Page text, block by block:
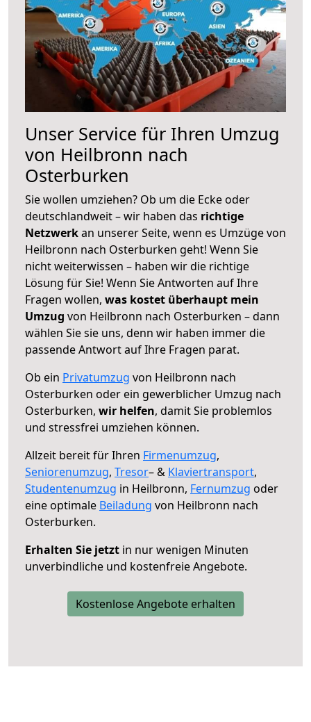
Unser Service für Ihren Umzug
von Heilbronn nach
Osterburken
Sie wollen umziehen? Ob um die Ecke oder
deutschlandweit – wir haben das richtige
Netzwerkan unserer Seite, wenn es Umzüge von
Heilbronn nach Osterburken geht! Wenn Sie
nicht weiterwissen – haben wir die richtige
Lösung für Sie! Wenn Sie Antworten auf Ihre
Fragen wollen, was kostet überhaupt mein
Umzug von Heilbronn nach Osterburken – dann
wählen Sie sie uns, denn wir haben immer die
passende Antwort auf Ihre Fragen parat.
Ob ein Privatumzug von Heilbronn nach
Osterburken oder ein gewerblicher Umzug nach
Osterburken, wir helfen, damit Sie problemlos
und stressfrei umziehen können.
Allzeit bereit für Ihren Firmenumzug,
Seniorenumzug, Tresor– & Klaviertransport,
Studentenumzug in Heilbronn, Fernumzug oder
eine optimale Beiladung von Heilbronn nach
Osterburken.
Erhalten Sie jetzt in nur wenigen Minuten
unverbindliche und kostenfreie Angebote.
Kostenlose Angebote erhalten